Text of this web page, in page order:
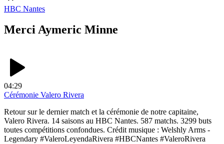
HBC Nantes
Merci Aymeric Minne
04:29
Cérémonie Valero Rivera
Retour sur le dernier match et la cérémonie de notre capitaine,
Valero Rivera. 14 saisons au HBC Nantes. 587 matchs. 3299 buts
toutes compétitions confondues. Crédit musique : Welshly Arms -
Legendary #ValeroLeyendaRivera #HBCNantes #ValeroRivera